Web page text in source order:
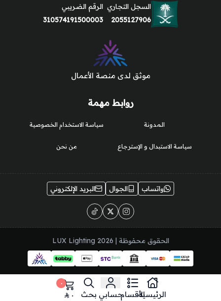
روابط مهمة
المدونة
سياسة الاستبدال و الإسترجاع
سياسة الاستخدام الخصوصية
من نحن
السجل التجاري
2055127906
الرقم الضريبي
310574191500003
موثق لدى منصة الأعمال
واتساب الجوال البريد الإلكتروني
الحقوق محفوظة | 2026 LUX Lighting
الرئيسيةالأقسامحسابي بحث
٠
٠